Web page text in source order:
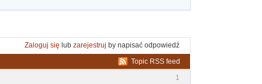
Zaloguj się lub zarejestruj by napisać odpowiedź
Topic RSS feed
1